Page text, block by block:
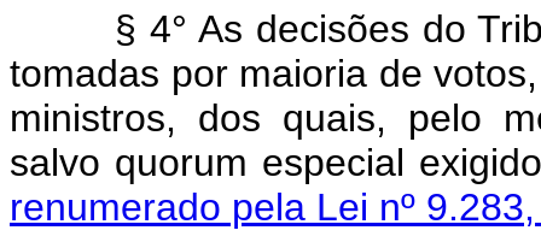
§ 4° As decisões do
tomadas por maioria de
ministros, dos quais, pelo
salvo quorum
renumerado pela Lei nº